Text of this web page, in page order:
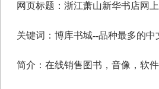
网页标题：浙江萧山新华书店网
关键词： 博库书城--品种最多的中
简介：在线销售图书，音像，软